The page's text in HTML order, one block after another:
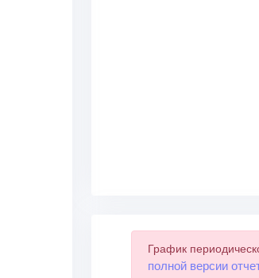
График
полной версии